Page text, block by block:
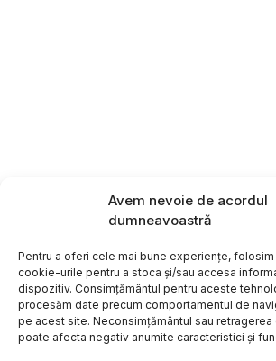
Avem nevoie de acordul
dumneavoastră
Pentru a oferi cele mai bune experiențe,
cookie-urile pentru a stoca și/sau accesa
dispozitiv. Consimțământul pentru aceste
procesăm date precum comportamentul de
pe acest site. Neconsimțământul sau retragerea
poate afecta negativ anumite caracteristici și